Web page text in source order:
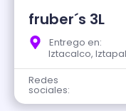
fruber´s 3L
Entrego en:
Iztacalco,
Redes
sociales: